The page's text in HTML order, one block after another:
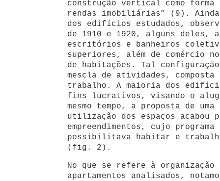
construção vertical como forma
rendas imobiliárias” (9). Ainda
dos edifícios estudados,
de 1910 e 1920, alguns deles,
escritórios e banheiros
superiores, além de comércio
de habitações. Tal
mescla de atividades,
trabalho. A maioria dos
fins lucrativos, visando o
mesmo tempo, a proposta de
utilização dos espaços
empreendimentos, cujo
possibilitava habitar e
(fig. 2).
No que se refere à
apartamentos analisados,